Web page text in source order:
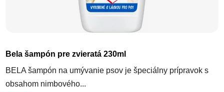
Bela šampón pre zvieratá 230ml
BELA šampón na umývanie psov je špeciálny prípravok s
obsahom nimbového...